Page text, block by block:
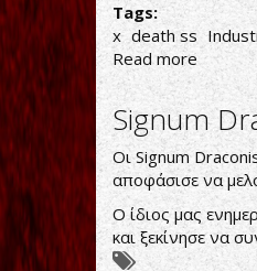
Tags:
x death ss
Read more about
Death
SS-
X
Signum
Οι Signum
αποφάσισε να
Ο ίδιος μας
και ξεκίνησε να